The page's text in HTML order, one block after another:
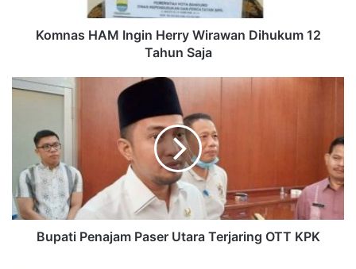
Komnas HAM Ingin Herry Wirawan Dihukum 12
Tahun Saja
Bupati Penajam Paser Utara Terjaring OTT KPK